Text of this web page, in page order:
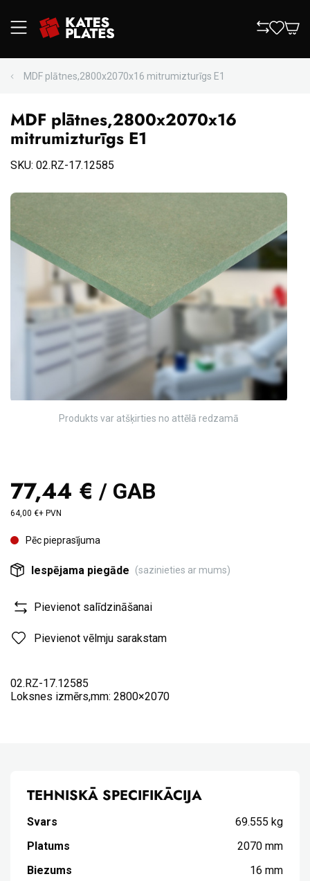
MDF plātnes,2800x2070x16 mitrumizturīgs E1
MDF plātnes,2800x2070x16
mitrumizturīgs E1
SKU: 02.RZ-17.12585
77,44 € / GAB
64,00 €+ PVN
Pēc pieprasījuma
Iespējama piegāde (sazinieties ar mums)
Pievienot salīdzināšanai
Pievienot vēlmju sarakstam
Produkts var atšķirties no attēlā redzamā
02.RZ-17.12585
Loksnes izmērs,mm: 2800×2070
TEHNISKĀ SPECIFIKĀCIJA
Svars
69.555 kg
Platums
2070 mm
Biezums
16 mm